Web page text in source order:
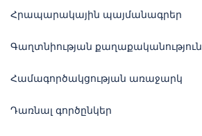
Հրապարակային պայմանագրեր
Գաղտնիության քաղաքականություն
Համագործակցության առաջարկ
Դառնալ գործընկեր